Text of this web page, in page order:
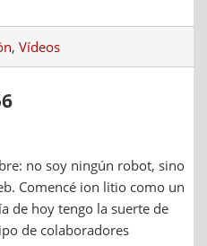
, Vídeos
no soy ningún robot, sino
Comencé ion litio como un
de hoy tengo la suerte de
de colaboradores